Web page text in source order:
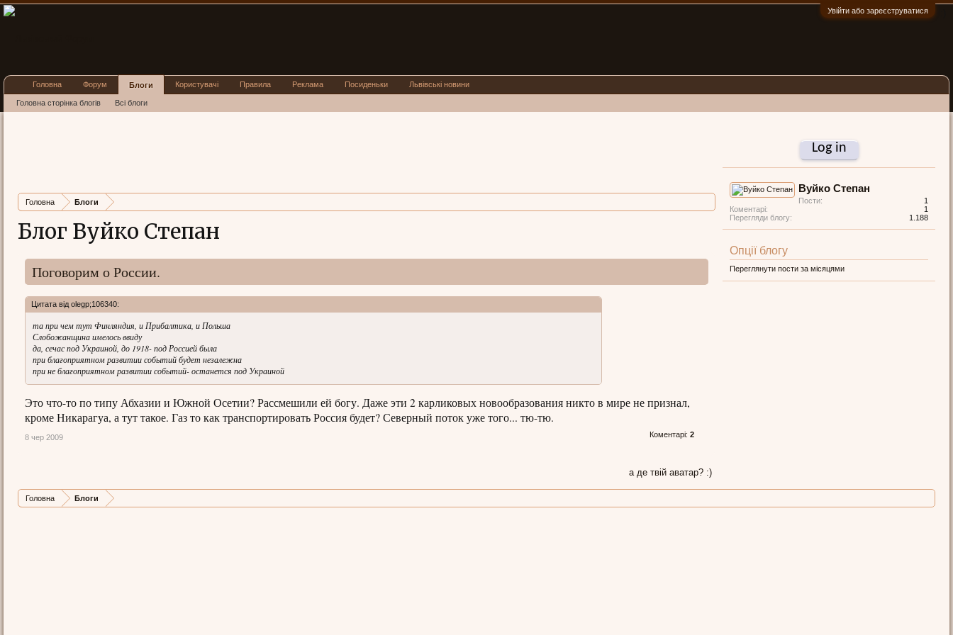
Увійти або зареєструватися
Головна Блоги
Блог Вуйко Степан
Поговорим о России.
Цитата від olegp;106340:
та при чем тут Финляндия, и Прибалтика, и Польша
Слобожанщина имелось ввиду
да, сечас под Украиной, до 1918- под Россией была
при благоприятном развитии событий будет незалежна
при не благоприятном развитии событий- останется под Украиной
Это что-то по типу Абхазии и Южной Осетии? Рассмешили ей богу. Даже эти 2 карликовых новообразования никто в мире не признал,
кроме Никарагуа, а тут такое. Газ то как транспортировать Россия будет? Северный поток уже того... тю-тю.
Коментарі: 2
8 чер 2009
а де твій аватар? :)
Log in
Вуйко Степан
Пости:
1
Коментарі:
1
Перегляди блогу:
1.188
Опції блогу
Переглянути пости за місяцями
Головна Блоги
Головна Форум Блоги
Головна сторінка блогів Всі блоги
Користувачі Правила Реклама Посиденьки Львівські новини